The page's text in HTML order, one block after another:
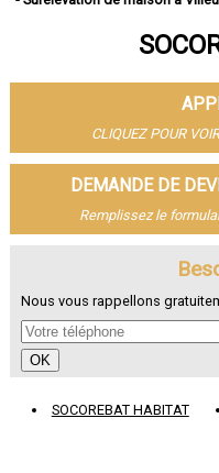
- Surélévation de maison à
- Surélévation de maison à
- Surélévation de maison à Bron
- Surélévation de maison à
- Surélévation de maison à
- Surélévation de maison à
- Surélévation de maison à
- Surélévation de maison à
- Surélévation de maison à
- Surélévation de maison à
- Surélévation de maison à Écully
- Surélévation de maison à Saint-
- Surélévation de maison à
- Surélévation de maison à Mions
CLIQUEZ POUR
DEMANDE DE
Remplissez le
Nous vous rappellons
SOCOREBAT HABITAT